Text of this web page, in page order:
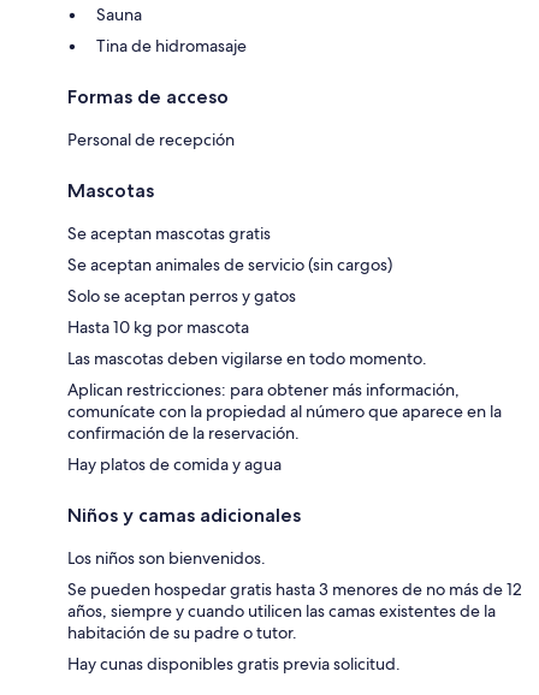
Sauna
Tina de hidromasaje
Formas de acceso
Personal de recepción
Mascotas
Se aceptan mascotas gratis
Se aceptan animales de servicio (sin cargos)
Solo se aceptan perros y gatos
Hasta 10 kg por mascota
Las mascotas deben vigilarse en todo momento.
Aplican restricciones: para obtener más información,
comunícate con la propiedad al número que aparece en la
confirmación de la reservación.
Hay platos de comida y agua
Niños y camas adicionales
Los niños son bienvenidos.
Se pueden hospedar gratis hasta 3 menores de no más de 12
años, siempre y cuando utilicen las camas existentes de la
habitación de su padre o tutor.
Hay cunas disponibles gratis previa solicitud.